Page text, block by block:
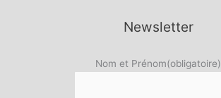
Newsletter
Nom et Prénom(obligatoire)